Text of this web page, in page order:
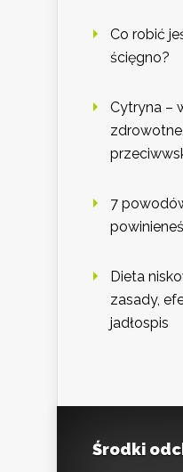
Co robić
ścięgno?
Cytryna –
7
Dieta
zasady,
jadłospis
Środki